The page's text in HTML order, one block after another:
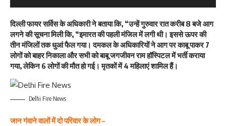
दिल्ली फायर सर्विस के अधिकारी ने बताया कि, “उन्हें गुरुवार रात करीब 8 बजे आग
लगने की सूचना मिली कि, “इमारत की पहली मंजिल में लगी थी। इससे ऊपर की
तीन मंजिलों तक धुआं फैल गया। दमकल के अधिकारियों ने आग पर काबू पाकर 7
लोगों को बाहर निकाला और सभी को बाबू जगजीवन राम हॉस्पिटल में भर्ती कराया
गया, लेकिन 6 लोगों की मौत हो गई। मृतकों में 4 महिलाएं शामिल हैं।
Delhi Fire News
जान गंवाने वालों में दो परिवार के लोग –